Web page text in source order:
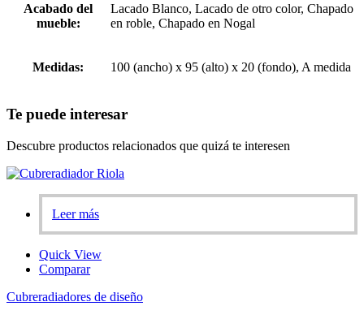
Acabado del
mueble:
Lacado Blanco, Lacado de otro color, Chapado
en roble, Chapado en Nogal
Medidas: 100 (ancho) x 95 (alto) x 20 (fondo), A medida
Te puede interesar
Descubre productos relacionados que quizá te interesen
Leer más
Quick View
Comparar
Cubreradiadores de diseño